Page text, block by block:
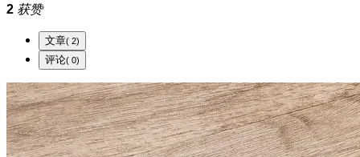
2 获赞
文章 ( 2)
评论 ( 0)